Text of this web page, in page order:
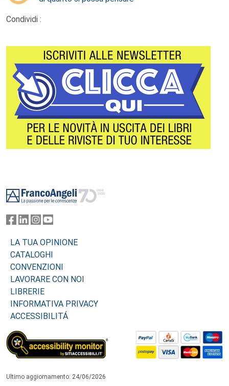
Condividi :
LA TUA OPINIONE
CATALOGHI
CONVENZIONI
LAVORARE CON NOI
LIBRERIE
INFORMATIVA PRIVACY
ACCESSIBILITÁ
Ultimo aggiornamento: 24/06/2026